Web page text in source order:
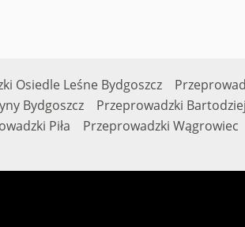
Osiedle Leśne Bydgoszcz
Bydgoszcz Przeprowadzki
Piła Przeprowadzki Wągrowiec